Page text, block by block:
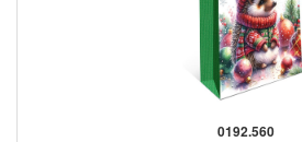
0192.560